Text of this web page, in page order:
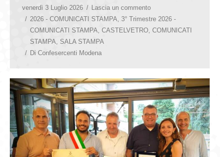
venerdì 3 Luglio 2026
Lascia un commento
2026 - COMUNICATI STAMPA
3° Trimestre 2026 -
COMUNICATI STAMPA CASTELVETRO COMUNICATI
STAMPA
SALA STAMPA
Di Confesercenti Modena